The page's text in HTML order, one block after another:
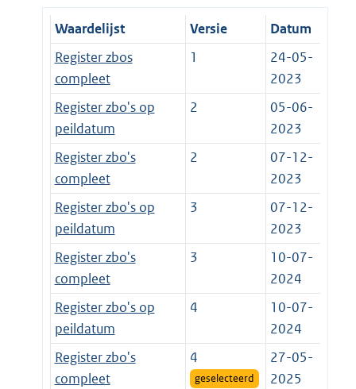
Waardelijst Versie
Datum
Register zbos
compleet
1
24-05-
2023
Register zbo's op
peildatum
2
05-06-
2023
Register zbo's
compleet
2
07-12-
2023
Register zbo's op
peildatum
3
07-12-
2023
Register zbo's
compleet
3
10-07-
2024
Register zbo's op
peildatum
4
10-07-
2024
Register zbo's
compleet
4
geselecteerd
27-05-
2025